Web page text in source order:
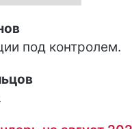
под контролем.